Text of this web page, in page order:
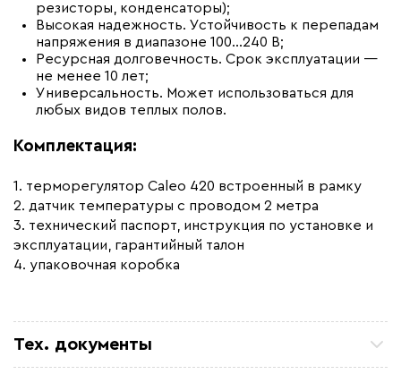
резисторы, конденсаторы);
Высокая надежность. Устойчивость к перепадам
напряжения в диапазоне 100...240 В;
Ресурсная долговечность. Срок эксплуатации —
не менее 10 лет;
Универсальность. Может использоваться для
любых видов теплых полов.
Комплектация:
1. терморегулятор Caleo 420 встроенный в рамку
2. датчик температуры с проводом 2 метра
3. технический паспорт, инструкция по установке и
эксплуатации, гарантийный талон
4. упаковочная коробка
Тех. документы